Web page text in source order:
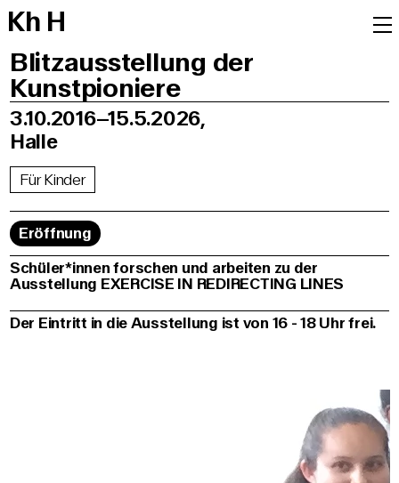
Kh H
Blitzausstellung der
Kunstpioniere
3.10.2016–15.5.2026,
Halle
Für Kinder
Eröffnung
Schüler*innen forschen und arbeiten zu der
Ausstellung EXERCISE IN REDIRECTING LINES
Der Eintritt in die Ausstellung ist von 16 - 18 Uhr frei.